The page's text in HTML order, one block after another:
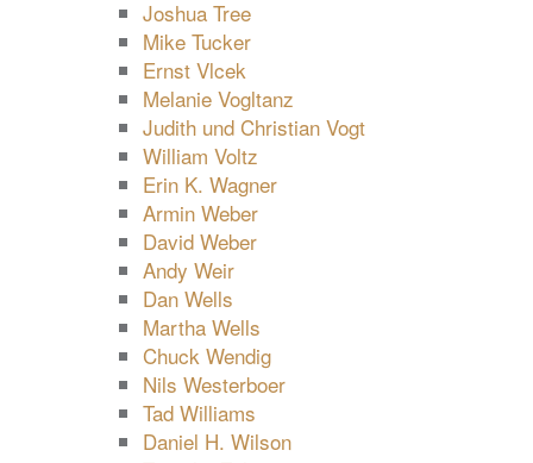
Joshua Tree
Mike Tucker
Ernst Vlcek
Melanie Vogltanz
Judith und Christian Vogt
William Voltz
Erin K. Wagner
Armin Weber
David Weber
Andy Weir
Dan Wells
Martha Wells
Chuck Wendig
Nils Westerboer
Tad Williams
Daniel H. Wilson